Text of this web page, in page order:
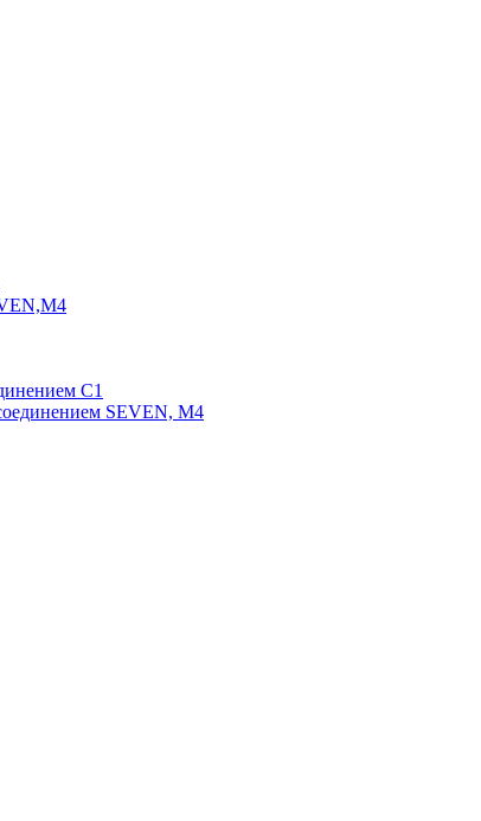
С1
SEVEN, М4